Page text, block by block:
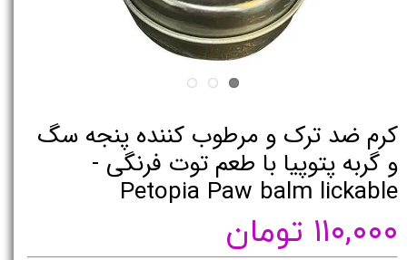
کرم ضد ترک و مرطوب کننده پنجه سگ
و گربه پتوپیا با طعم توت فرنگی -
Petopia Paw balm lickable
۱۱۰,۰۰۰ تومان